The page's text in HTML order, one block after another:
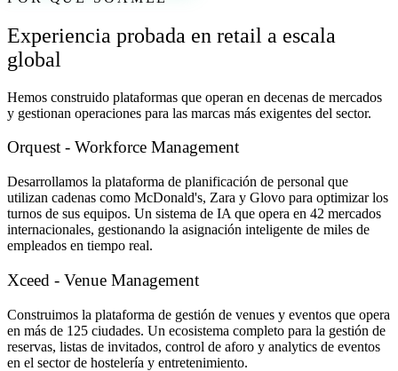
Experiencia probada en retail a escala
global
Hemos construido plataformas que operan en decenas de mercados
y gestionan operaciones para las marcas más exigentes del sector.
Orquest - Workforce Management
Desarrollamos la plataforma de planificación de personal que
utilizan cadenas como McDonald's, Zara y Glovo para optimizar los
turnos de sus equipos. Un sistema de IA que opera en 42 mercados
internacionales, gestionando la asignación inteligente de miles de
empleados en tiempo real.
Xceed - Venue Management
Construimos la plataforma de gestión de venues y eventos que opera
en más de 125 ciudades. Un ecosistema completo para la gestión de
reservas, listas de invitados, control de aforo y analytics de eventos
en el sector de hostelería y entretenimiento.